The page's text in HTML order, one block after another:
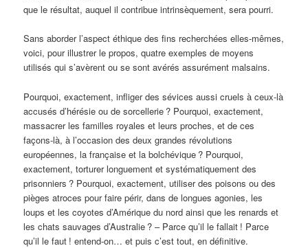
que le résultat, auquel il contribue intrinsèquement, sera pourri.
Sans aborder l’aspect éthique des fins recherchées elles-mêmes,
voici, pour illustrer le propos, quatre exemples de moyens
utilisés qui s’avèrent ou se sont avérés assurément malsains.
Pourquoi, exactement, infliger des sévices aussi cruels à ceux-là
accusés d’hérésie ou de sorcellerie ? Pourquoi, exactement,
massacrer les familles royales et leurs proches, et de ces
façons-là, à l’occasion des deux grandes révolutions
européennes, la française et la bolchévique ? Pourquoi,
exactement, torturer longuement et systématiquement des
prisonniers ? Pourquoi, exactement, utiliser des poisons ou des
pièges atroces pour faire périr, dans de longues agonies, les
loups et les coyotes d’Amérique du nord ainsi que les renards et
les chats sauvages d’Australie ? – Parce qu’il le fallait ! Parce
qu’il le faut ! entend-on… et puis c’est tout, en définitive.